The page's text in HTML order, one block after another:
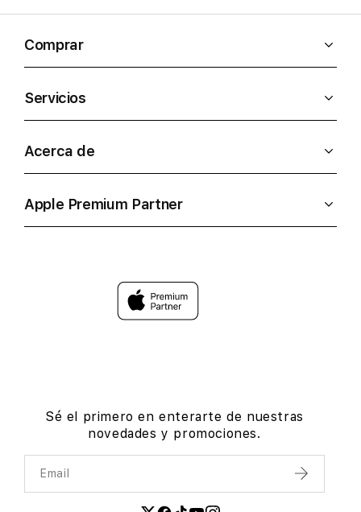
Comprar
Servicios
Acerca de
Apple Premium Partner
Sé el primero en enterarte de nuestras
novedades y promociones.
Email